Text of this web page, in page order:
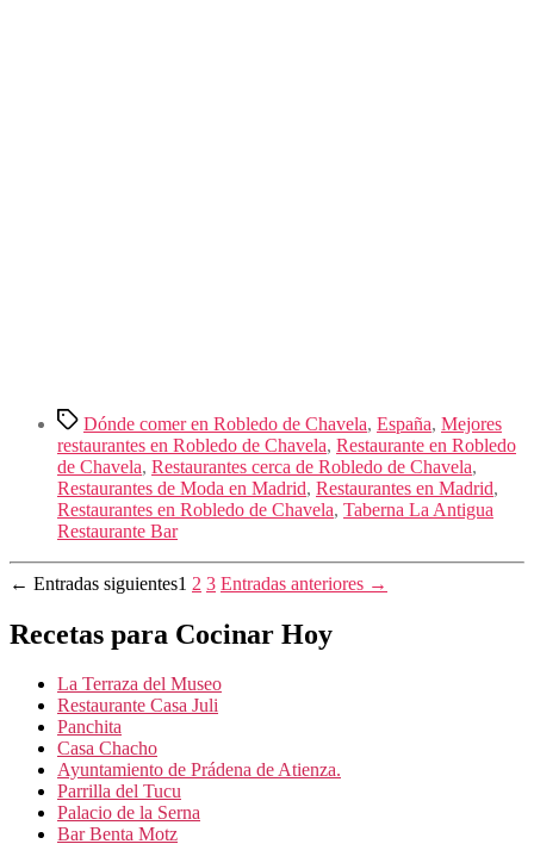
Etiquetas
Dónde comer en Robledo de Chavela, España, Mejores
restaurantes en Robledo de Chavela, Restaurante en Robledo
de Chavela, Restaurantes cerca de Robledo de Chavela,
Restaurantes de Moda en Madrid, Restaurantes en Madrid,
Restaurantes en Robledo de Chavela, Taberna La Antigua
Restaurante Bar
Paginación
de
entradas
← Entradas siguientes1 2 3 Entradas anteriores →
Recetas para Cocinar Hoy
La Terraza del Museo
Restaurante Casa Juli
Panchita
Casa Chacho
Ayuntamiento de Prádena de Atienza.
Parrilla del Tucu
Palacio de la Serna
Bar Benta Motz